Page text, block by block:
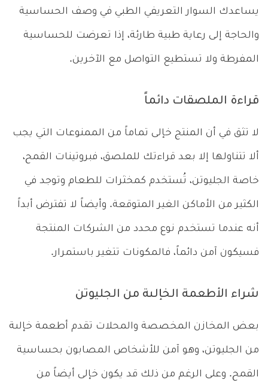
يساعدك السوار التعريفي الطبي في وصف الحساسية
والحاجة إلى رعاية طبية طارئة، إذا تعرضت للحساسية
المفرطة ولا تستطيع التواصل مع الآخرين.
قراءة الملصقات دائماً
لا تثق في أن المنتج خإلى تماماً من الممنوعات التي يجب
ألا تتناولها إلا بعد قراءتك للملصق، فبروتينات القمح،
خاصة الجليوتن، تُستخدم كمخثرات للطعام وتوجد في
الكثير من الأماكن الغير المتوقعة. وأيضاً لا تفترض أبداً
أنه عندما تستخدم نوع محدد من الشركات المنتجة
فسيكون آمن دائماً، فالمكونات تتغير باستمرار.
شراء الأطعمة الخإلىة من الجليوتن
بعض المخازن المخصصة والمحلات تقدم أطعمة خإلىة
من الجليوتن، وهو آمن للأشخاص المصابون بحساسية
القمح. وعلى الرغم من ذلك قد يكون خإلى أيضاً من